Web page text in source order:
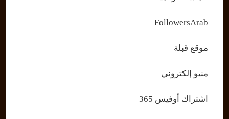
FollowersArab
موقع قبلة
منيو إلكتروني
اشتراك أوفيس 365